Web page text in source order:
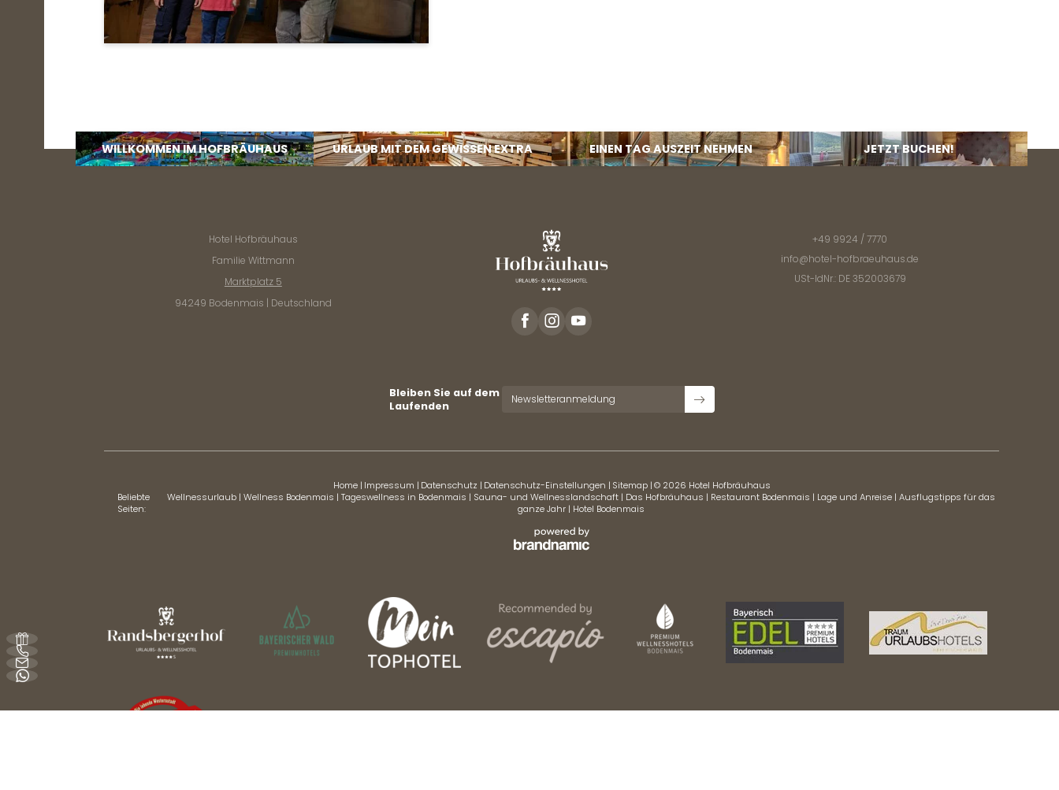
WILLKOMMEN IM HOFBRÄUHAUS URLAUB MIT DEM GEWISSEN EXTRA EINEN TAG AUSZEIT NEHMEN JETZT BUCHEN!
Hotel Hofbräuhaus
Familie Wittmann
Marktplatz 5
94249 Bodenmais | Deutschland
+49 9924 / 7770
info@hotel-hofbraeuhaus.de
USt-IdNr.: DE 352003679
Bleiben Sie auf dem
Laufenden
Newsletteranmeldung
Home | Impressum | Datenschutz | Datenschutz-Einstellungen | Sitemap |© 2026 Hotel Hofbräuhaus
Beliebte
Seiten:
Wellnessurlaub | Wellness Bodenmais | Tageswellness in Bodenmais | Sauna- und Wellnesslandschaft | Das Hofbräuhaus | Restaurant Bodenmais | Lage und Anreise | Ausflugstipps für das
ganze Jahr | Hotel Bodenmais